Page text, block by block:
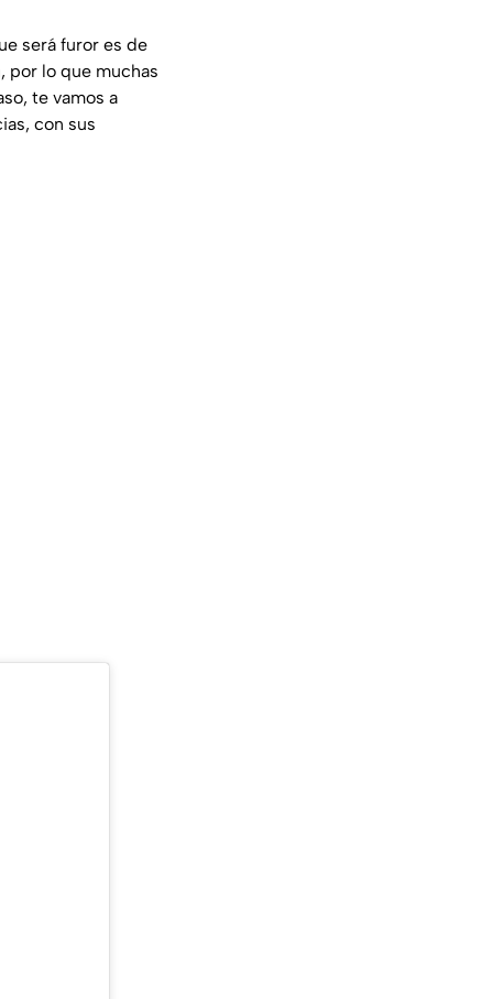
será furor es de
por lo que muchas
te vamos a
con sus